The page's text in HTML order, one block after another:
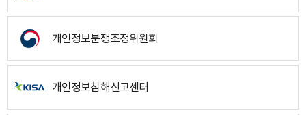
개인정보분쟁조정위원회
개인정보침해신고센터